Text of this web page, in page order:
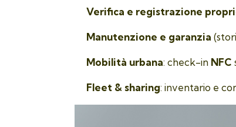
Verifica e registrazione
Manutenzione e garanzia
Mobilità urbana: check-in NFC
Fleet & sharing: inventario e